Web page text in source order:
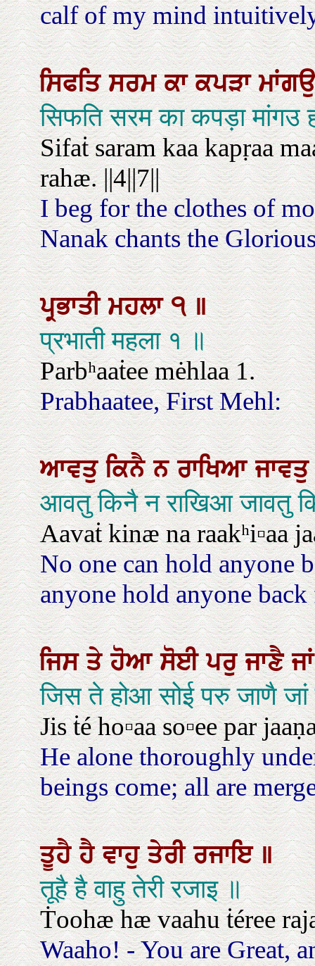
calf of my mind
ਸਿਫਤਿਸਰਮਕਾਕਪੜਾ
सिफति सरम का कपड़ा
Sifaṫ saram kaa kapṛaa
rahæ. ||4||7||
I beg for the clothes of
Nanak chants the
ਪ੍ਰਭਾਤੀਮਹਲਾ੧॥
प्रभाती महला १ ॥
Parbʰaaṫee mėhlaa 1.
Prabhaatee, First Mehl:
ਆਵਤੁਕਿਨੈਨਰਾਖਿਆ
आवतु किनै न राखिआ जावतु
Aavaṫ kinæ na raakʰi▫aa
No one can hold anyone
anyone hold anyone
ਜਿਸਤੇਹੋਆਸੋਈਪਰੁਜਾਣੈ
जिस ते होआ सोई परु जाणै जां
Jis ṫé ho▫aa so▫ee par
He alone thoroughly
beings come; all are
ਤੂਹੈਹੈਵਾਹੁਤੇਰੀਰਜਾਇ॥
तूहै है वाहु तेरी रजाइ ॥
Ṫoohæ hæ vaahu ṫéree
Waaho! - You are Great,